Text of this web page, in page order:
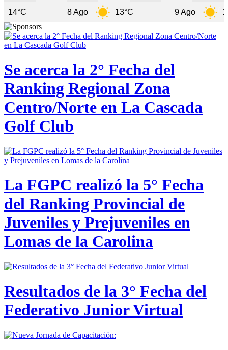
13°C 11°C
Se acerca la 2° Fecha del
Ranking Regional Zona
Centro/Norte en La Cascada
Golf Club
La FGPC realizó la 5° Fecha
del Ranking Provincial de
Juveniles y Prejuveniles en
Lomas de la Carolina
Resultados de la 3° Fecha del
Federativo Junior Virtual